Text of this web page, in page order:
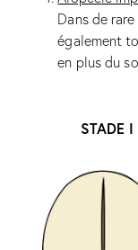
Dans de
également
en plus du
STADE I